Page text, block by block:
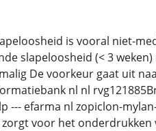
is vooral niet-
slapeloosheid (< 3
De voorkeur gaat uit
nl nl
--- efarma nl zopiclon-
zorgt voor het onderdrukken